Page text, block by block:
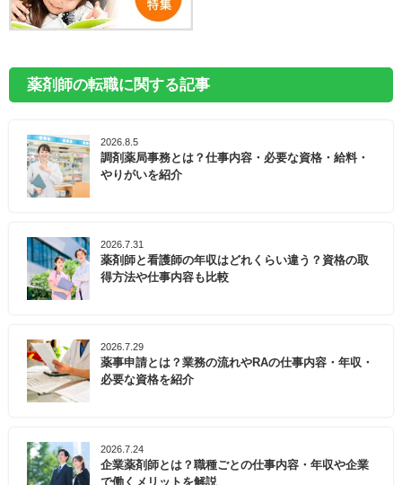
薬剤師の転職に関する記事
2026.8.5
調剤薬局事務とは？仕事内容・必要な資格・給料・
やりがいを紹介
2026.7.31
薬剤師と看護師の年収はどれくらい違う？資格の取
得方法や仕事内容も比較
2026.7.29
薬事申請とは？業務の流れやRAの仕事内容・年収・
必要な資格を紹介
2026.7.24
企業薬剤師とは？職種ごとの仕事内容・年収や企業
で働くメリットを解説